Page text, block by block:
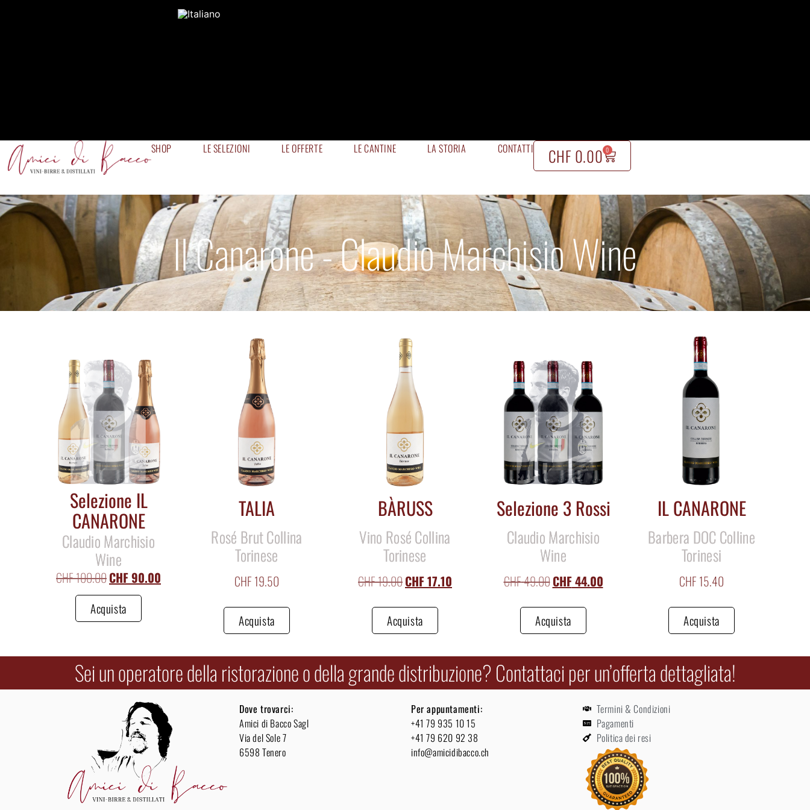
SHOP LE SELEZIONI LE OFFERTE LE CANTINE LA STORIA CONTATTI CHF 0.00 0
Il Canarone - Claudio Marchisio Wine
Selezione IL
CANARONE
Claudio Marchisio
Wine
CHF100.00CHF90.00
Acquista
TALIA
Rosé Brut Collina
Torinese
CHF 19.50
Acquista
BÀRUSS
Vino Rosé Collina
Torinese
CHF19.00CHF17.10
Acquista
Selezione 3 Rossi
Claudio Marchisio
Wine
CHF49.00CHF44.00
Acquista
IL CANARONE
Barbera DOC Colline
Torinesi
CHF 15.40
Acquista
Sei un operatore della ristorazione o della grande distribuzione? Contattaci per un’offerta dettagliata!
Dove trovarci:
Amici di Bacco Sagl
Via del Sole 7
6598 Tenero
Per appuntamenti:
+41 79 935 10 15
+41 79 620 92 38
info@amicidibacco.ch
Termini & Condizioni
Pagamenti
Politica dei resi